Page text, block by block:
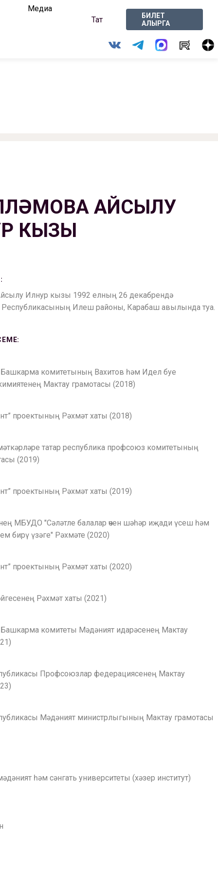
Медиа
Тат
БИЛЕТ
АЛЫРГА
АЙСЫЛУ
КЫЗЫ
Илнур кызы 1992 елның 26 декабрендә
Республикасының Илеш районы, Карабаш авылында туа.
комитетының Вахитов һәм Идел буе
Мактау грамотасы (2018)
проектының Рәхмәт хаты (2018)
татар республика профсоюз комитетының
(2019)
проектының Рәхмәт хаты (2019)
МБУДО "Сәләтле балалар өчен шәһәр иҗади үсеш һәм
бирү үзәге" Рәхмәте (2020)
проектының Рәхмәт хаты (2020)
Рәхмәт хаты (2021)
комитеты Мәдәният идарәсенең Мактау
Профсоюзлар федерациясенең Мактау
Мәдәният министрлыгының Мактау грамотасы
һәм сәнгать университеты (хәзер институт)